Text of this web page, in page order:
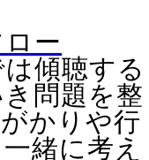
ー
傾聴する
問題を整
かりや行
緒に考え